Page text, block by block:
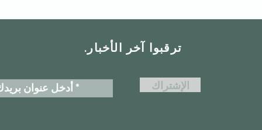
ترقبوا آخر الأخبار.
الإشتراك